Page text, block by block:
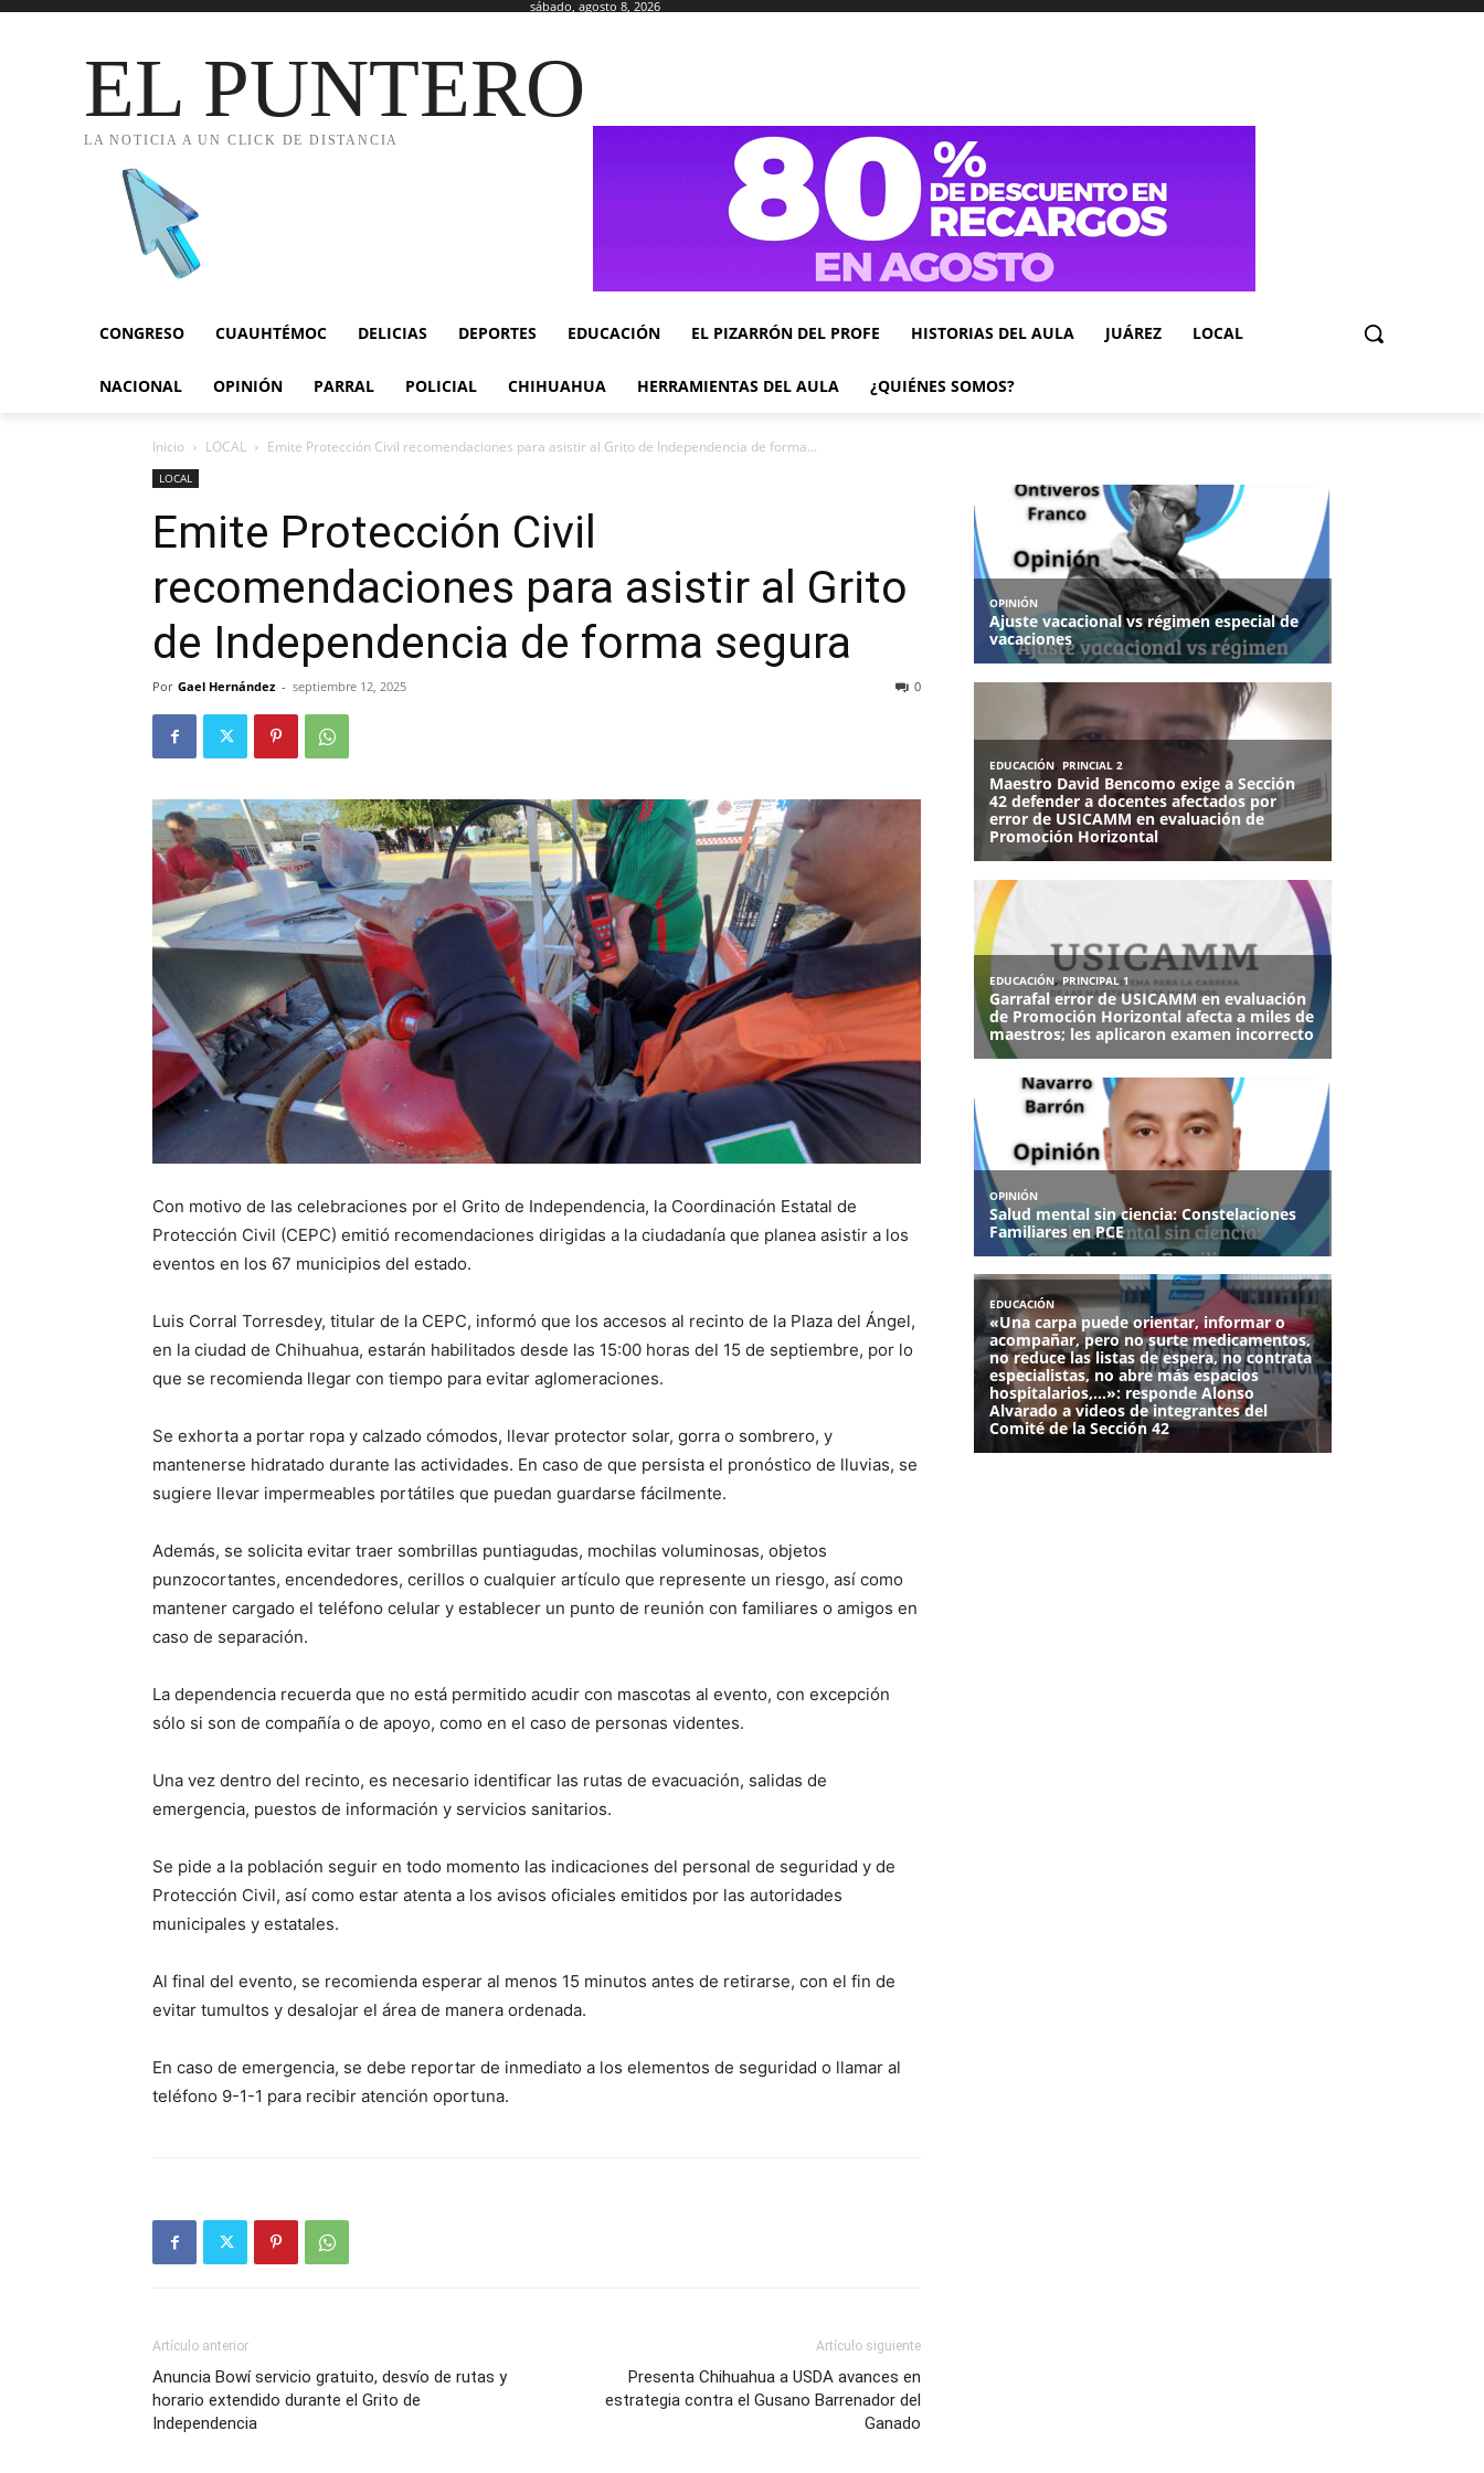
sábado, agosto 8, 2026
EL PUNTERO
LA NOTICIA A UN CLICK DE DISTANCIA
CONGRESO CUAUHTÉMOC DELICIAS DEPORTES EDUCACIÓN EL PIZARRÓN DEL PROFE HISTORIAS DEL AULA JUÁREZ LOCAL
NACIONAL OPINIÓN PARRAL POLICIAL CHIHUAHUA HERRAMIENTAS DEL AULA ¿QUIÉNES SOMOS?
Inicio LOCAL Emite Protección Civil recomendaciones para asistir al Grito de Independencia de forma...
LOCAL
Emite Protección Civil
recomendaciones para asistir al Grito
de Independencia de forma segura
Por Gael Hernández - septiembre 12, 2025 0
Con motivo de las celebraciones por el Grito de Independencia, la Coordinación Estatal de
Protección Civil (CEPC) emitió recomendaciones dirigidas a la ciudadanía que planea asistir a los
eventos en los 67 municipios del estado.
Luis Corral Torresdey, titular de la CEPC, informó que los accesos al recinto de la Plaza del Ángel,
en la ciudad de Chihuahua, estarán habilitados desde las 15:00 horas del 15 de septiembre, por lo
que se recomienda llegar con tiempo para evitar aglomeraciones.
Se exhorta a portar ropa y calzado cómodos, llevar protector solar, gorra o sombrero, y
mantenerse hidratado durante las actividades. En caso de que persista el pronóstico de lluvias, se
sugiere llevar impermeables portátiles que puedan guardarse fácilmente.
Además, se solicita evitar traer sombrillas puntiagudas, mochilas voluminosas, objetos
punzocortantes, encendedores, cerillos o cualquier artículo que represente un riesgo, así como
mantener cargado el teléfono celular y establecer un punto de reunión con familiares o amigos en
caso de separación.
La dependencia recuerda que no está permitido acudir con mascotas al evento, con excepción
sólo si son de compañía o de apoyo, como en el caso de personas videntes.
Una vez dentro del recinto, es necesario identificar las rutas de evacuación, salidas de
emergencia, puestos de información y servicios sanitarios.
Se pide a la población seguir en todo momento las indicaciones del personal de seguridad y de
Protección Civil, así como estar atenta a los avisos oficiales emitidos por las autoridades
municipales y estatales.
Al final del evento, se recomienda esperar al menos 15 minutos antes de retirarse, con el fin de
evitar tumultos y desalojar el área de manera ordenada.
En caso de emergencia, se debe reportar de inmediato a los elementos de seguridad o llamar al
teléfono 9-1-1 para recibir atención oportuna.
Artículo anterior
Anuncia Bowí servicio gratuito, desvío de rutas y
horario extendido durante el Grito de
Independencia
Artículo siguiente
Presenta Chihuahua a USDA avances en
estrategia contra el Gusano Barrenador del
Ganado